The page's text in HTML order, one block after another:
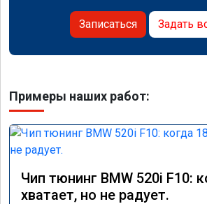
Записаться Задать
Примеры наших работ:
Чип тюнинг BMW 520i F10:
хватает, но не радует.